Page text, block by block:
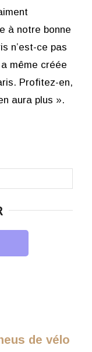
à notre bonne
n’est-ce pas
même créée
Profitez-en,
aura plus ».